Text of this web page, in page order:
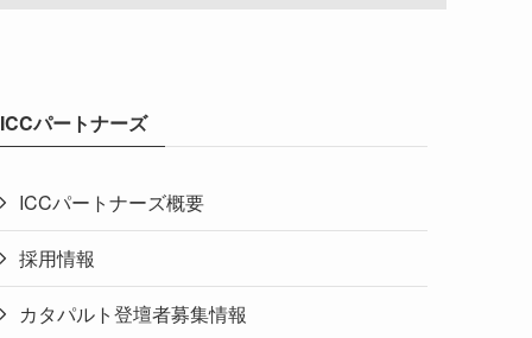
ICCパートナーズ
ICCパートナーズ概要
採用情報
カタパルト登壇者募集情報